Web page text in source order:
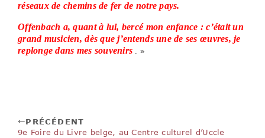
réseaux de chemins de fer de notre pays.
Offenbach a, quant à lui, bercé mon enfance : c’était un
grand musicien, dès que j’entends une de ses œuvres, je
replonge dans mes souvenirs . »
PRÉCÉDENT
9e Foire du Livre belge, au Centre culturel d’Uccle